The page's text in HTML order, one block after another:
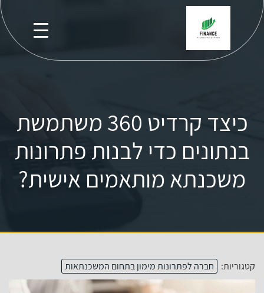
כיצד קרדיט 360 משתמשת
בנתונים כדי לבנות פתרונות
משכנתא מותאמים אישית?
קטגוריות: חברה לפתרונות מימון בתחום המשכנתאות